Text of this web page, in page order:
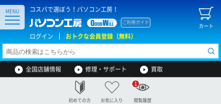
コスパで選ぼう！パソコン工房！
カート
ご利用ガイド
ログイン おトクな会員登録（無料）
MENU
全国店舗情報 修理・サポート 買取
初めての方 お気に入り 閲覧履歴
1